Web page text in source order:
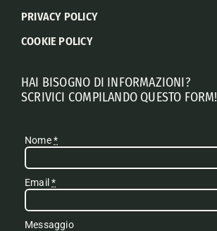
PRIVACY POLICY
COOKIE POLICY
HAI BISOGNO DI INFORMAZIONI?
SCRIVICI COMPILANDO QUESTO FORM!
Nome*
Email*
Messaggio